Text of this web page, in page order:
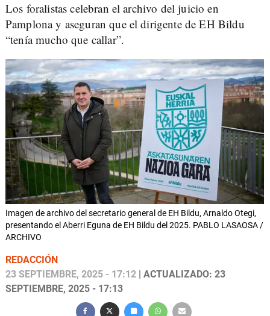
Los foralistas celebran el archivo del juicio en
Pamplona y aseguran que el dirigente de EH Bildu
“tenía mucho que callar”.
Imagen de archivo del secretario general de EH Bildu, Arnaldo Otegi,
presentando el Aberri Eguna de EH Bildu del 2025. PABLO LASAOSA /
ARCHIVO
REDACCIÓN
23 SEPTIEMBRE, 2025 - 17:12 | ACTUALIZADO: 23
SEPTIEMBRE, 2025 - 17:13